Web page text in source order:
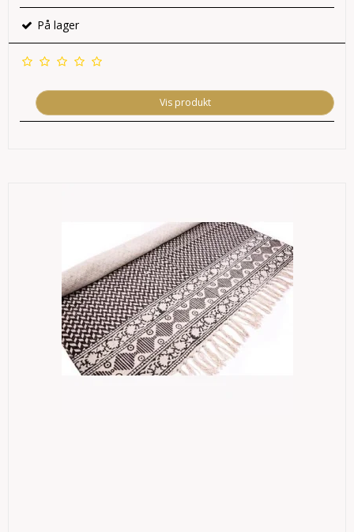
På lager
Vis produkt